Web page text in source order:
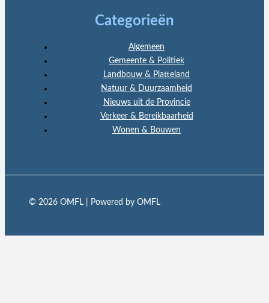
Categorieën
Algemeen
Gemeente & Politiek
Landbouw & Platteland
Natuur & Duurzaamheid
Nieuws uit de Provincie
Verkeer & Bereikbaarheid
Wonen & Bouwen
© 2026 OMFL | Powered by OMFL